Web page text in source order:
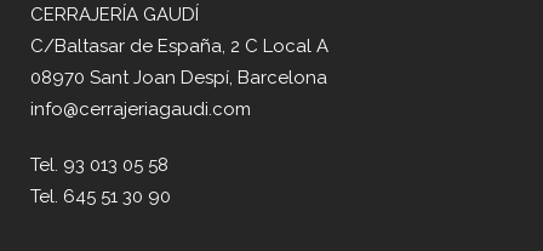
CERRAJERÍA GAUDÍ
C/Baltasar de España, 2 C Local A
08970 Sant Joan Despí, Barcelona
info@cerrajeriagaudi.com
Tel. 93 013 05 58
Tel. 645 51 30 90